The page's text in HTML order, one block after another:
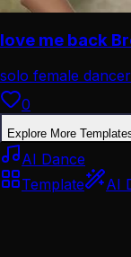
love me back
solo female
0
Explore More
AI Dance
Template
AI